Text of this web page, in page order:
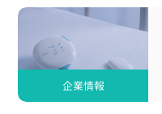
企業情報